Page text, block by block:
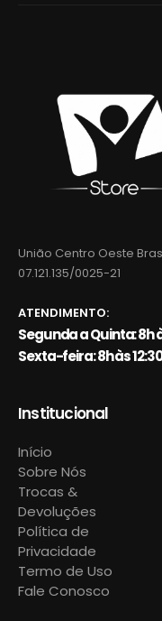
União Centro Oeste
07.121.135/0025-21
ATENDIMENTO:
Segunda a Quinta: 8h
Sexta-feira: 8h às
Institucional
Início
Sobre Nós
Trocas &
Devoluções
Política de
Privacidade
Termo de Uso
Fale Conosco